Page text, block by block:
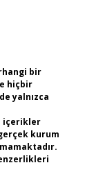
bir
hiçbir
yalnızca
içerikler
kurum